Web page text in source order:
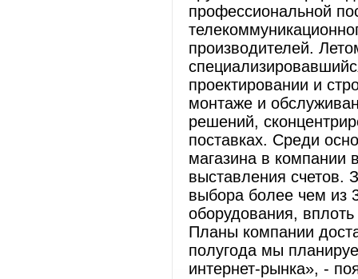
профессиональной
производителей.
проектировании и
монтаже и
решений,
поставках. Среди
магазина в компании
выставления счетов.
выбора более чем из
оборудования,
Планы компании
полугода мы
интернет-рынка», -